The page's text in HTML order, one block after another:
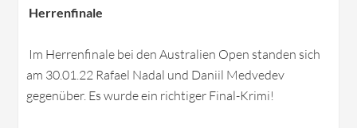
Herrenfinale
Im Herrenfinale bei den Australien Open standen sich
am 30.01.22 Rafael Nadal und Daniil Medvedev
gegenüber. Es wurde ein richtiger Final-Krimi!